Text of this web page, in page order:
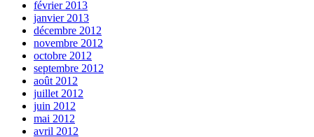
février 2013
janvier 2013
décembre 2012
novembre 2012
octobre 2012
septembre 2012
août 2012
juillet 2012
juin 2012
mai 2012
avril 2012